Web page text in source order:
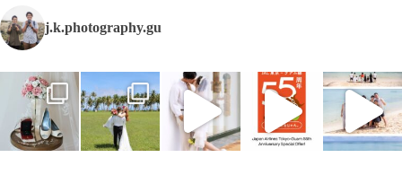
j.k.photography.gu